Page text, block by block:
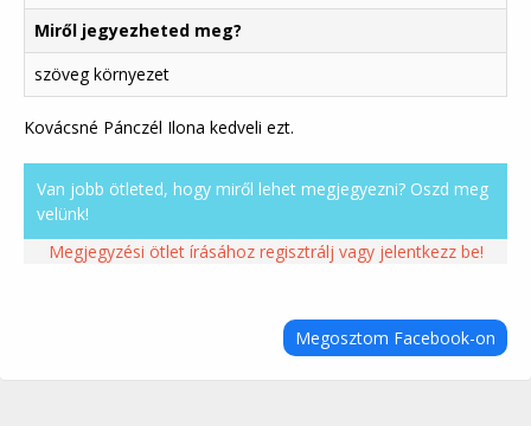
Miről jegyezheted meg?
szöveg környezet
Kovácsné Pánczél Ilona kedveli ezt.
Van jobb ötleted, hogy miről lehet megjegyezni? Oszd meg
velünk!
Megjegyzési ötlet írásához regisztrálj vagy jelentkezz be!
Megosztom Facebook-on